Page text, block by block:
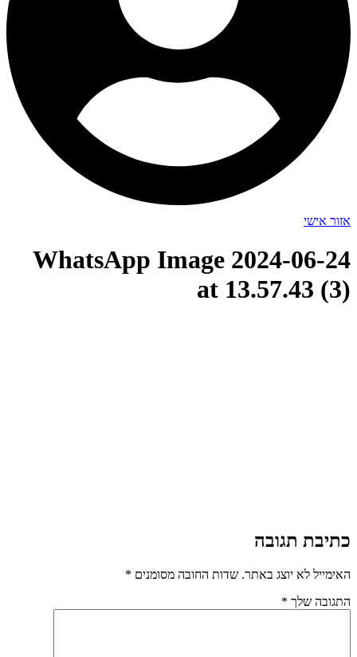
אזור אישי
WhatsApp Image 2024-06-24
at 13.57.43 (3)
כתיבת תגובה
האימייל לא יוצג באתר. שדות החובה מסומנים *
התגובה שלך *